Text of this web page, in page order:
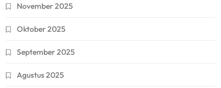
November 2025
Oktober 2025
September 2025
Agustus 2025